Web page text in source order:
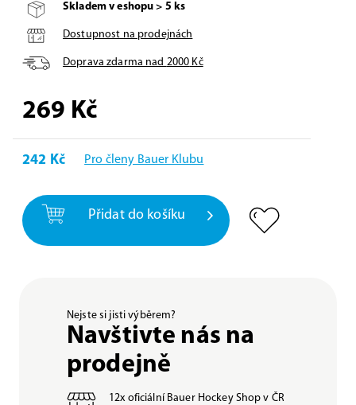
Skladem v eshopu > 5 ks
Dostupnost na prodejnách
Doprava zdarma nad 2000 Kč
269 Kč
242 Kč Pro členy Bauer Klubu
Přidat do košíku
Nejste si jisti výběrem?
Navštivte nás na
prodejně
12x oficiální Bauer Hockey Shop v ČR